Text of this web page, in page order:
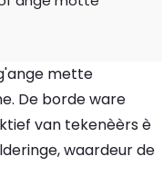
mette
De borde ware
van tekenèèrs è
waardeur de